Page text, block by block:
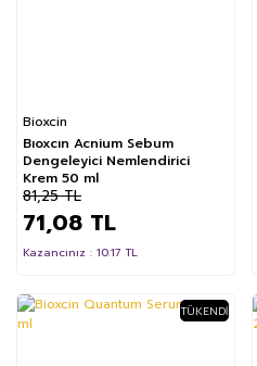
Bioxcin
Bıoxcın Acnium Sebum
Dengeleyici Nemlendirici
Krem 50 ml
71,08 TL
81,25 TL
Kazancınız : 10.17 TL
TÜKENDI